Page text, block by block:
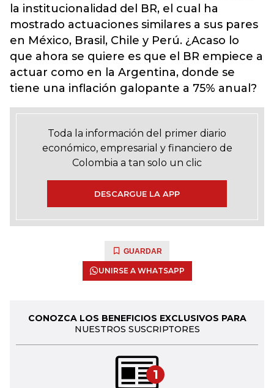
la institucionalidad del BR, el cual ha
mostrado actuaciones similares a sus pares
en México, Brasil, Chile y Perú. ¿Acaso lo
que ahora se quiere es que el BR empiece a
actuar como en la Argentina, donde se
tiene una inflación galopante a 75% anual?
Toda la información del primer diario
económico, empresarial y financiero de
Colombia a tan solo un clic
DESCARGUE LA APP
GUARDAR
UNIRSE A WHATSAPP
CONOZCA LOS BENEFICIOS EXCLUSIVOS PARA
NUESTROS SUSCRIPTORES
1